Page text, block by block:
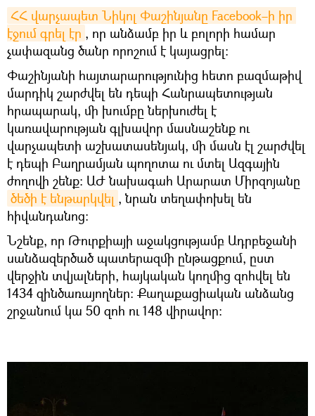
ՀՀ վարչապետ Նիկոլ Փաշինյանը Facebook–ի իր
էջում գրել էր , որ անձամբ իր և բոլորի համար
չափազանց ծանր որոշում է կայացրել:
Փաշինյանի հայտարարությունից հետո բազմաթիվ
մարդիկ շարժվել են դեպի Հանրապետության
հրապարակ, մի խումբը ներխուժել է
կառավարության գլխավոր մասնաշենք ու
վարչապետի աշխատասենյակ, մի մասն էլ շարժվել
է դեպի Բաղրամյան պողոտա ու մտել Ազգային
ժողովի շենք։ ԱԺ նախագահ Արարատ Միրզոյանը
ծեծի է ենթարկվել , նրան տեղափոխել են
հիվանդանոց։
Նշենք, որ Թուրքիայի աջակցությամբ Ադրբեջանի
սանձազերծած պատերազմի ընթացքում, ըստ
վերջին տվյալների, հայկական կողմից զոհվել են
1434 զինծառայողներ։ Քաղաքացիական անձանց
շրջանում կա 50 զոհ ու 148 վիրավոր։